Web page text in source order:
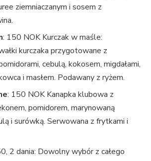
ziemniaczanym i sosem z
: 150 NOK Kurczak w maśle:
kurczaka przygotowane z
cebulą, kokosem, migdałami,
i masłem. Podawany z ryżem.
: 150 NOK Kanapka klubowa z
pomidorem, marynowaną
i surówką. Serwowana z frytkami i
2 dania: Dowolny wybór z całego